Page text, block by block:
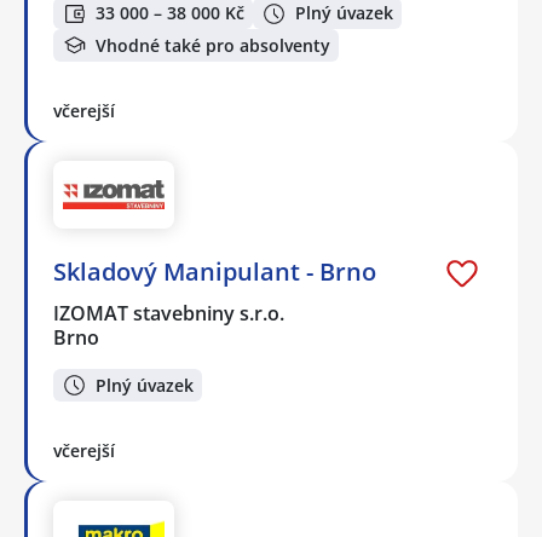
33 000 – 38 000 Kč
Plný úvazek
Vhodné také pro absolventy
včerejší
Skladový Manipulant - Brno
IZOMAT stavebniny s.r.o.
Brno
Plný úvazek
včerejší